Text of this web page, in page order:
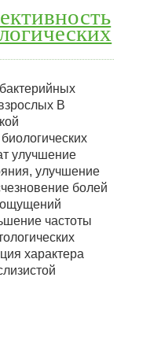
В
улучшение
улучшение
болей
ощущений
частоты
характера